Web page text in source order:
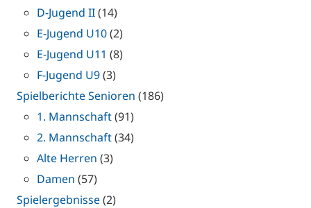
D-Jugend II(14)
E-Jugend U10(2)
E-Jugend U11 (8)
F-Jugend U9(3)
Spielberichte Senioren (186)
1. Mannschaft(91)
2. Mannschaft(34)
Alte Herren (3)
Damen (57)
Spielergebnisse(2)